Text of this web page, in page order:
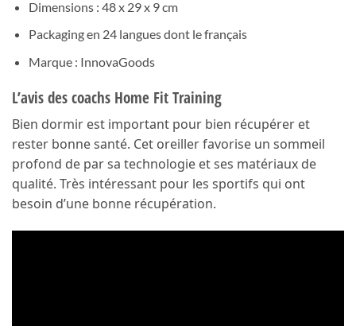
Dimensions : 48 x 29 x 9 cm
Packaging en 24 langues dont le français
Marque : InnovaGoods
L’avis des coachs Home Fit Training
Bien dormir est important pour bien récupérer et
rester bonne santé. Cet oreiller favorise un sommeil
profond de par sa technologie et ses matériaux de
qualité. Très intéressant pour les sportifs qui ont
besoin d’une bonne récupération.